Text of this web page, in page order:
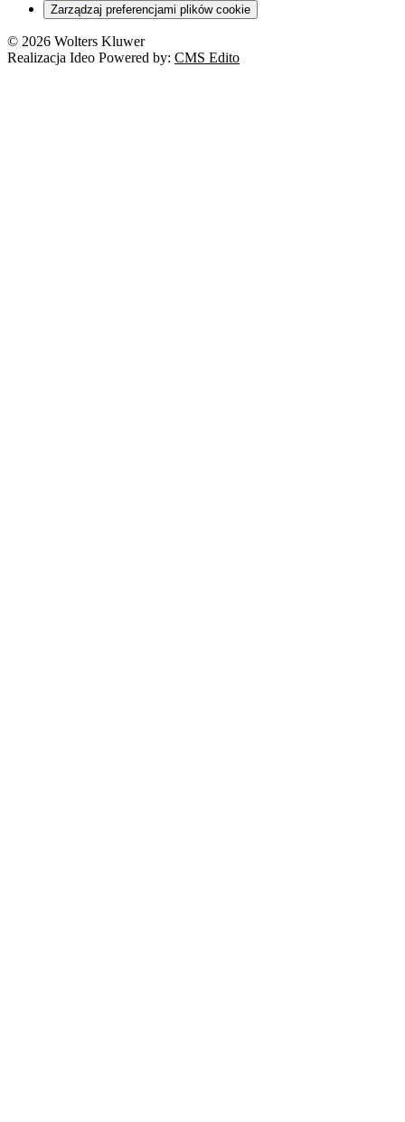
Zarządzaj preferencjami plików cookie
© 2026 Wolters Kluwer
Realizacja Ideo Powered by: CMS Edito